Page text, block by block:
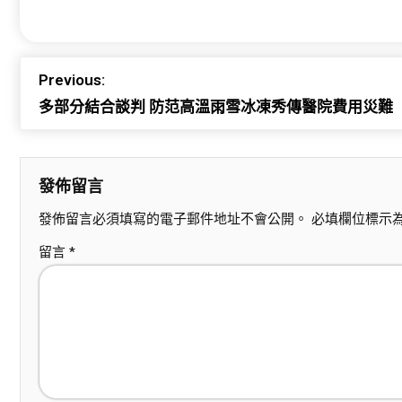
Previous:
多部分結合談判 防范高溫雨雪冰凍秀傳醫院費用災難
發佈留言
發佈留言必須填寫的電子郵件地址不會公開。 必填欄位標示
留言 *